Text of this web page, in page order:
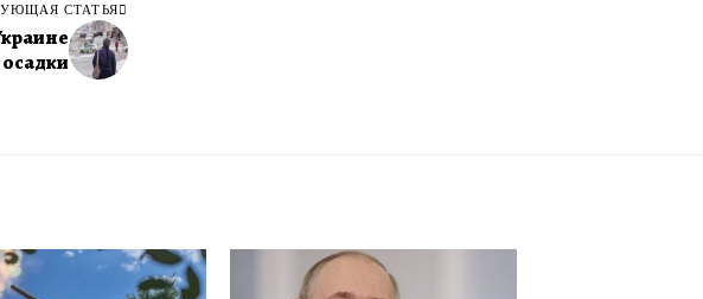
СТАТЬЯ